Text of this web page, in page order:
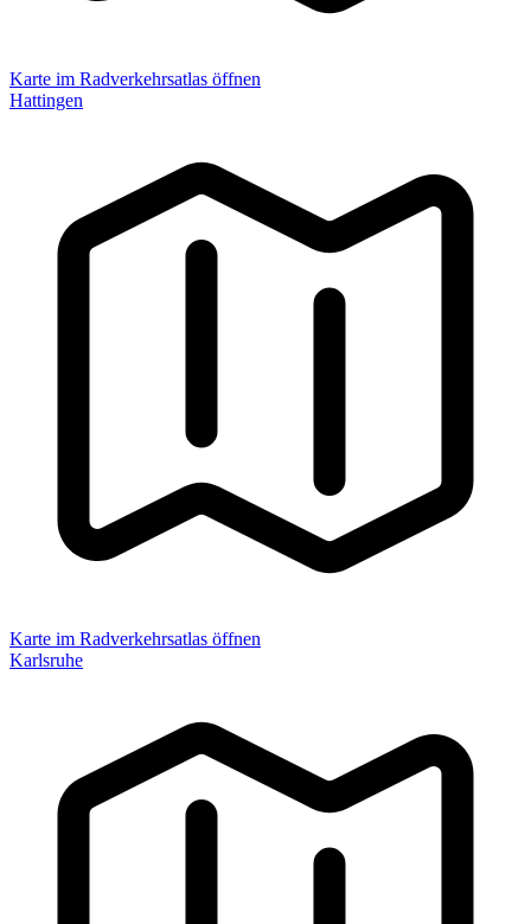
Karte im Radverkehrsatlas öffnen
Hattingen
Karte im Radverkehrsatlas öffnen
Karlsruhe